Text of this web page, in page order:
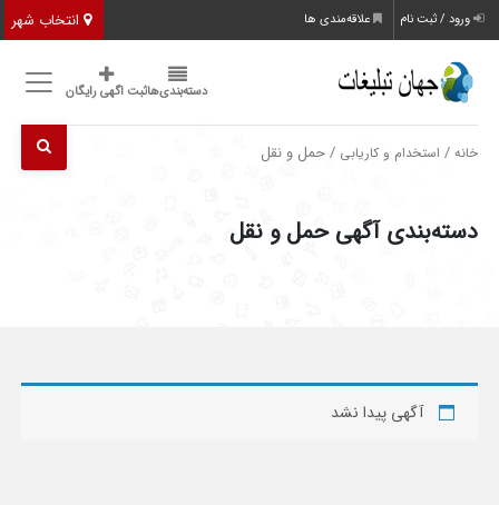
انتخاب شهر ورود / ثبت نام علاقه‌مندی ها
دسته‌بندی‌هاثبت اگهی رایگان
خانه / استخدام و کاریابی / حمل و نقل
دسته‌بندی آگهی حمل و نقل
آگهی پیدا نشد